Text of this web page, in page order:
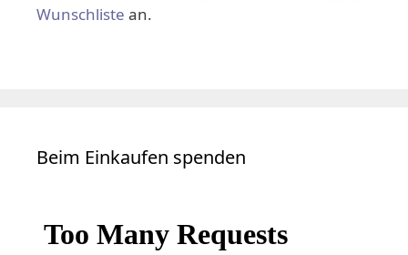
Wunschliste an.
Beim Einkaufen spenden